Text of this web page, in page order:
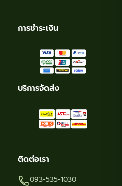
product
การชำระเงิน
บริการจัดส่ง
ติดต่อเรา
093-535-1030